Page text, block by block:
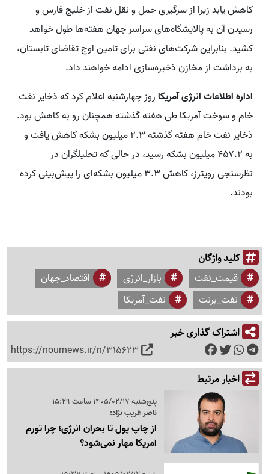
کاهش یابد زیرا از سرگیری حمل و نقل نفت از خلیج فارس و
رسیدن آن به پالایشگاه‌های سراسر جهان هفته‌ها طول خواهد
کشید. بنابراین شرکت‌های نفتی برای تامین اوج تقاضای تابستان،
به برداشت از مخازن ذخیره‌سازی ادامه خواهند داد.
اداره اطلاعات انرژی آمریکاروز چهارشنبه اعلام کرد که ذخایر نفت
خام و سوخت آمریکا طی هفته گذشته همچنان رو به کاهش بود.
ذخایر نفت خام هفته گذشته ۲.۳ میلیون بشکه کاهش یافت و
به ۴۵۷.۲ میلیون بشکه رسید، در حالی که تحلیلگران در
نظرسنجی رویترز، کاهش ۳.۳ میلیون بشکه‌ای را پیش‌بینی کرده
بودند.
کلید واژگان
قیمت_نفت بازار_انرژی
اقتصاد_جهان
نفت_برنت
نفت_آمریکا
اشتراک گذاری خبر
https://nournews.ir/n/315623
اخبار مرتبط
پنج‌شنبه 1405/02/17 ساعت 15:29
ناصر غریب نژاد:
از چاپ پول تا بحران انرژی؛ چرا تورم
آمریکا مهار نمی‌شود؟